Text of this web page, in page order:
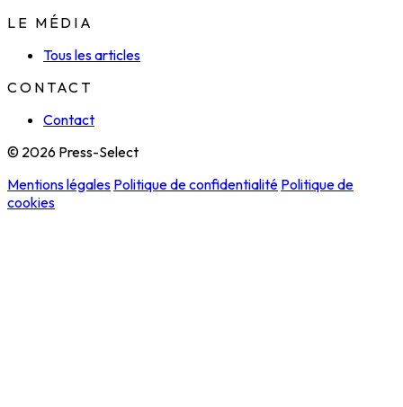
LE MÉDIA
Tous les articles
CONTACT
Contact
© 2026 Press-Select
Mentions légales Politique de confidentialité Politique de
cookies